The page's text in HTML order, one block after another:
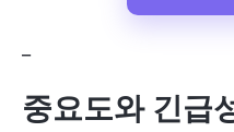
중요도와 긴급